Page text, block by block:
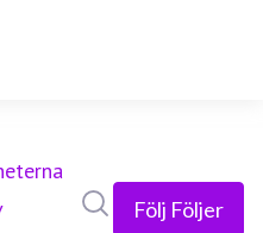
Följ Följer